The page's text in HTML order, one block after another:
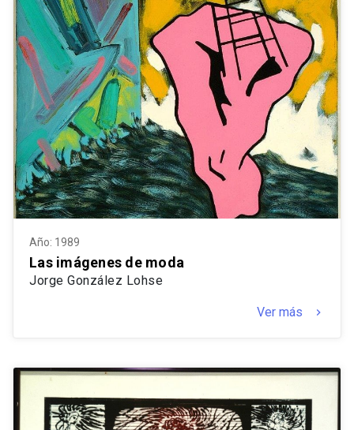
Año: 1989
Las imágenes de moda
Jorge González Lohse
Ver más keyboard_arrow_right